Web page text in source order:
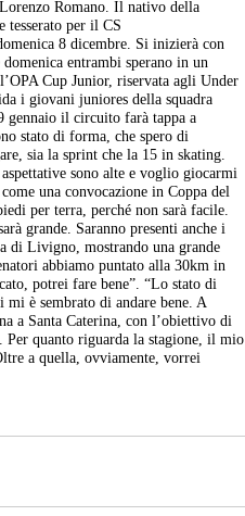
Romano. Il nativo della
tesserato per il CS
8 dicembre. Si inizierà con
entrambi sperano in un
Cup Junior, riservata agli Under
i giovani juniores della squadra
gennaio il circuito farà tappa a
stato di forma, che spero di
sia la sprint che la 15 in skating.
sono alte e voglio giocarmi
una convocazione in Coppa del
per terra, perché non sarà facile.
grande. Saranno presenti anche i
di Livigno, mostrando una grande
abbiamo puntato alla 30km in
potrei fare bene”. “Lo stato di
è sembrato di andare bene. A
a Santa Caterina, con l’obiettivo di
quanto riguarda la stagione, il mio
a quella, ovviamente, vorrei